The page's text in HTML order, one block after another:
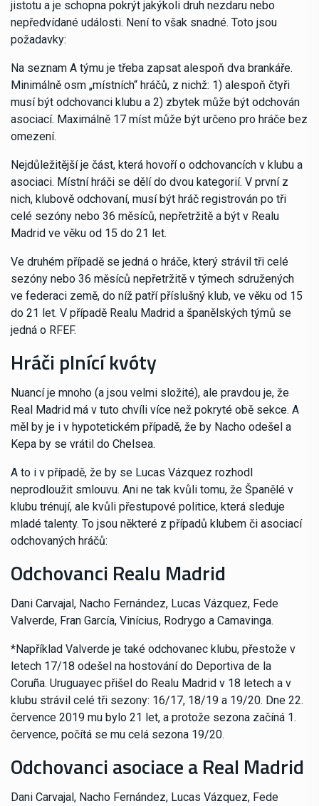
jistotu a je schopna pokrýt jakýkoli druh nezdaru nebo
nepředvídané události. Není to však snadné. Toto jsou
požadavky:
Na seznam A týmu je třeba zapsat alespoň dva brankáře.
Minimálně osm „místních“ hráčů, z nichž: 1) alespoň čtyři
musí být odchovanci klubu a 2) zbytek může být odchován
asociací. Maximálně 17 míst může být určeno pro hráče bez
omezení.
Nejdůležitější je část, která hovoří o odchovancích v klubu a
asociaci. Místní hráči se dělí do dvou kategorií. V první z
nich, klubově odchovaní, musí být hráč registrován po tři
celé sezóny nebo 36 měsíců, nepřetržitě a být v Realu
Madrid ve věku od 15 do 21 let.
Ve druhém případě se jedná o hráče, který strávil tři celé
sezóny nebo 36 měsíců nepřetržitě v týmech sdružených
ve federaci země, do níž patří příslušný klub, ve věku od 15
do 21 let. V případě Realu Madrid a španělských týmů se
jedná o RFEF.
Hráči plnící kvóty
Nuancí je mnoho (a jsou velmi složité), ale pravdou je, že
Real Madrid má v tuto chvíli více než pokryté obě sekce. A
měl by je i v hypotetickém případě, že by Nacho odešel a
Kepa by se vrátil do Chelsea.
A to i v případě, že by se Lucas Vázquez rozhodl
neprodloužit smlouvu. Ani ne tak kvůli tomu, že Španělé v
klubu trénují, ale kvůli přestupové politice, která sleduje
mladé talenty. To jsou některé z případů klubem či asociací
odchovaných hráčů:
Odchovanci Realu Madrid
Dani Carvajal, Nacho Fernández, Lucas Vázquez, Fede
Valverde, Fran García, Vinícius, Rodrygo a Camavinga.
*Například Valverde je také odchovanec klubu, přestože v
letech 17/18 odešel na hostování do Deportiva de la
Coruña. Uruguayec přišel do Realu Madrid v 18 letech a v
klubu strávil celé tři sezony: 16/17, 18/19 a 19/20. Dne 22.
července 2019 mu bylo 21 let, a protože sezona začíná 1.
července, počítá se mu celá sezona 19/20.
Odchovanci asociace a Real Madrid
Dani Carvajal, Nacho Fernández, Lucas Vázquez, Fede